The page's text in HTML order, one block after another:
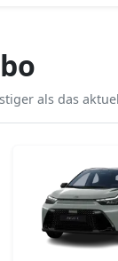
als das